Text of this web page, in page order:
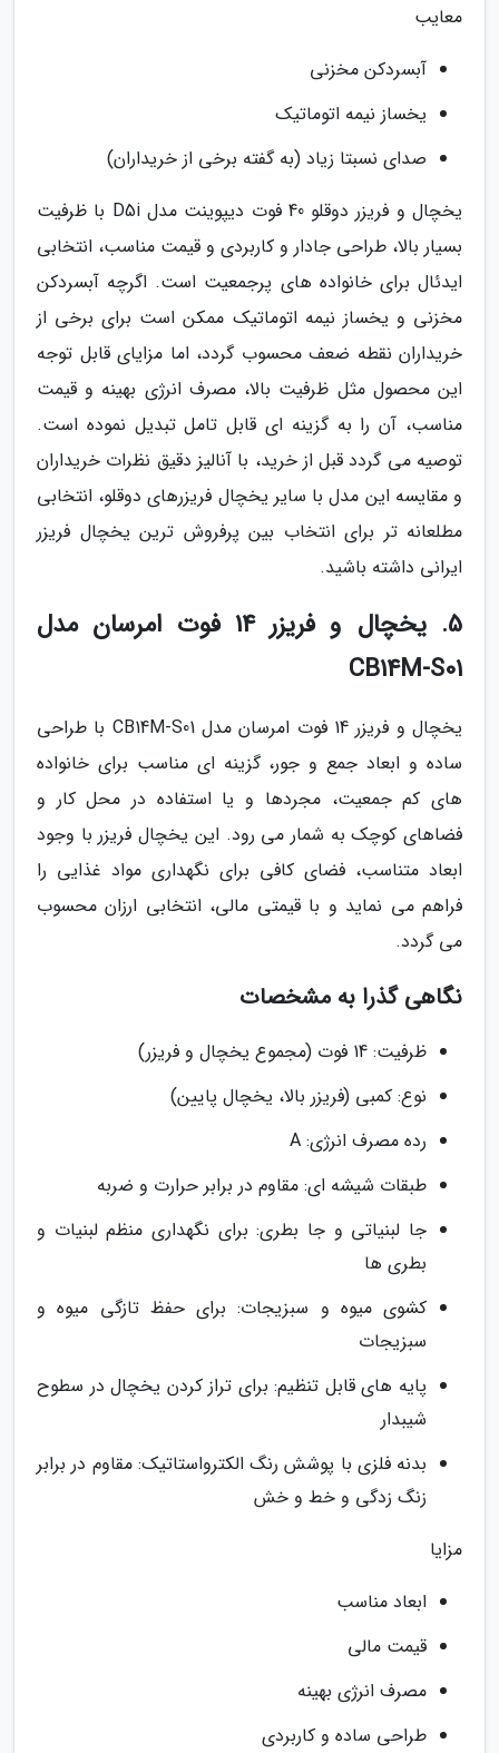
معایب
آبسردکن مخزنی
یخساز نیمه اتوماتیک
صدای نسبتا زیاد (به گفته برخی از خریداران)
یخچال و فریزر دوقلو 40 فوت دیپوینت مدل D5i با ظرفیت
بسیار بالا، طراحی جادار و کاربردی و قیمت مناسب، انتخابی
ایدئال برای خانواده های پرجمعیت است. اگرچه آبسردکن
مخزنی و یخساز نیمه اتوماتیک ممکن است برای برخی از
خریداران نقطه ضعف محسوب گردد، اما مزایای قابل توجه
این محصول مثل ظرفیت بالا، مصرف انرژی بهینه و قیمت
مناسب، آن را به گزینه ای قابل تامل تبدیل نموده است.
توصیه می گردد قبل از خرید، با آنالیز دقیق نظرات خریداران
و مقایسه این مدل با سایر یخچال فریزرهای دوقلو، انتخابی
مطلعانه تر برای انتخاب بین پرفروش ترین یخچال فریزر
ایرانی داشته باشید.
5. یخچال و فریزر 14 فوت امرسان مدل
CB14M-S01
یخچال و فریزر 14 فوت امرسان مدل CB14M-S01 با طراحی
ساده و ابعاد جمع و جور، گزینه ای مناسب برای خانواده
های کم جمعیت، مجردها و یا استفاده در محل کار و
فضاهای کوچک به شمار می رود. این یخچال فریزر با وجود
ابعاد متناسب، فضای کافی برای نگهداری مواد غذایی را
فراهم می نماید و با قیمتی مالی، انتخابی ارزان محسوب
می گردد.
نگاهی گذرا به مشخصات
ظرفیت: 14 فوت (مجموع یخچال و فریزر)
نوع: کمبی (فریزر بالا، یخچال پایین)
رده مصرف انرژی: A
طبقات شیشه ای: مقاوم در برابر حرارت و ضربه
جا لبنیاتی و جا بطری: برای نگهداری منظم لبنیات و
بطری ها
کشوی میوه و سبزیجات: برای حفظ تازگی میوه و
سبزیجات
پایه های قابل تنظیم: برای تراز کردن یخچال در سطوح
شیبدار
بدنه فلزی با پوشش رنگ الکترواستاتیک: مقاوم در برابر
زنگ زدگی و خط و خش
مزایا
ابعاد مناسب
قیمت مالی
مصرف انرژی بهینه
طراحی ساده و کاربردی